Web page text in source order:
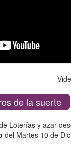
de la suerte
Loterías y azar
del Martes 10 de